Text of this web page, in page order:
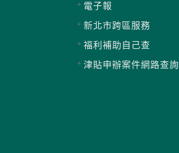
電子報
新北市跨區服務
福利補助自己查
津貼申辦案件網路查詢